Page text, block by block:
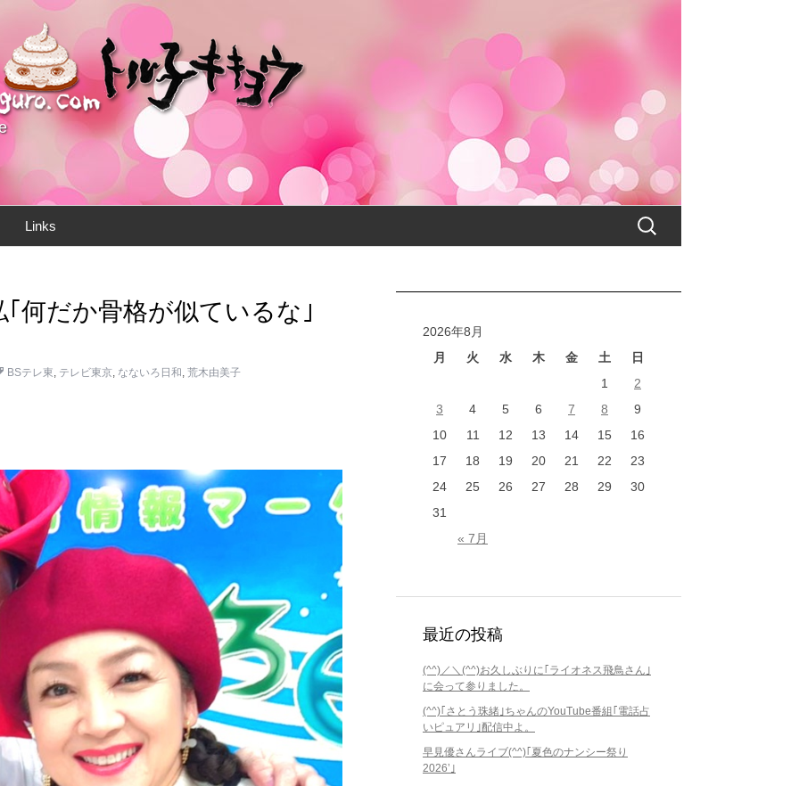
Links
検
何だか骨格が似ているな｣
BSテレ東, テレビ東京, なないろ日和, 荒木由美子
2026年8月
月
火 水 木 金 土 日
« 7月
1
2
3
4 5 6 7 8
9
10
11 12 13 14 15
16
17
18 19 20 21 22
23
24
25 26 27 28 29
30
31
最近の投稿
(^^)／＼(^^)お久しぶりに｢ライオネス飛鳥さん｣
に会って参りました。
(^^)｢さとう珠緒｣ちゃんのYouTube番組｢電話占
いピュアリ｣配信中よ。
早見優さんライブ(^^)｢夏色のナンシー祭り
2026’｣